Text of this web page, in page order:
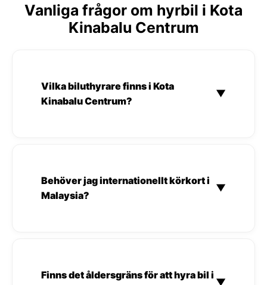
Vanliga frågor om hyrbil i Kota
Kinabalu Centrum
Vilka biluthyrare finns i Kota
Kinabalu Centrum?
▼
Behöver jag internationellt körkort i
Malaysia?
▼
Finns det åldersgräns för att hyra bil i
▼